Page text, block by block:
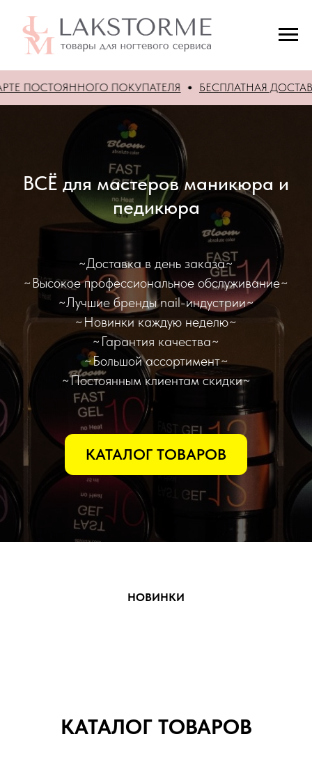
ПОКУПАТЕЛЯ БЕСПЛАТНАЯ ДОСТАВКА по городу
ВСЁ для мастеров маникюра и
педикюра
~Доставка в день заказа~
~Высокое профессиональное обслуживание~
~Лучшие бренды nail-индустрии~
~Новинки каждую неделю~
~Гарантия качества~
~Большой ассортимент~
~Постоянным клиентам скидки~
КАТАЛОГ ТОВАРОВ
НОВИНКИ
КАТАЛОГ ТОВАРОВ